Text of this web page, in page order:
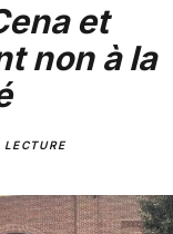
et
non à la